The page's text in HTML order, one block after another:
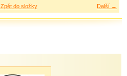
Další →
Zpět do složky